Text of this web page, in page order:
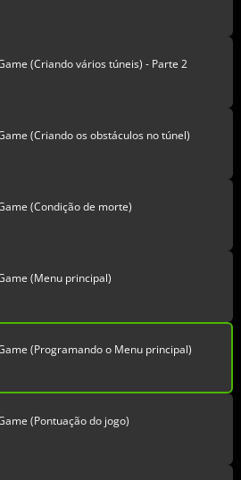
(Criando vários túneis) - Parte 2
(Criando os obstáculos no túnel)
(Condição de morte)
(Menu principal)
(Programando o Menu principal)
(Pontuação do jogo)